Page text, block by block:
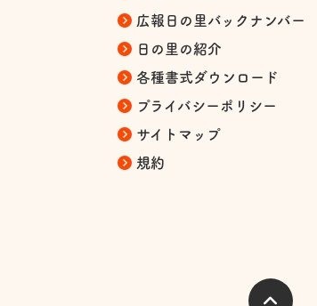
広報日の里バックナンバー
日の里の紹介
各種書式ダウンロード
プライバシーポリシー
サイトマップ
規約